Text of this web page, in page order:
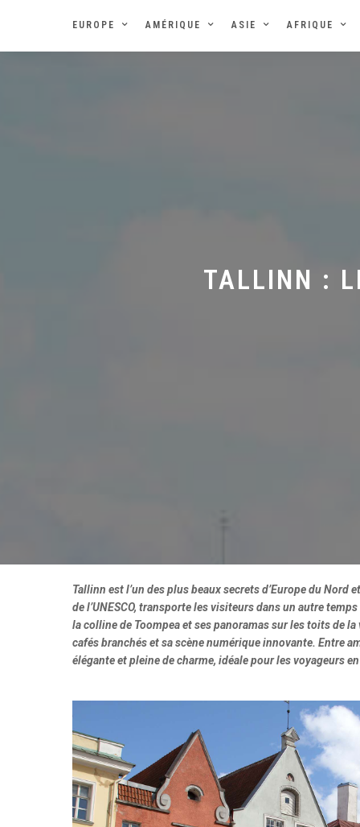
EUROPE AMÉRIQUE ASIE AFRIQUE
TALLINN :
Tallinn est l’un des plus beaux secrets d’Europe du
de l’UNESCO, transporte les visiteurs dans un autre
la colline de Toompea et ses panoramas sur les toits de
cafés branchés et sa scène numérique innovante. Entre
élégante et pleine de charme, idéale pour les voyageurs